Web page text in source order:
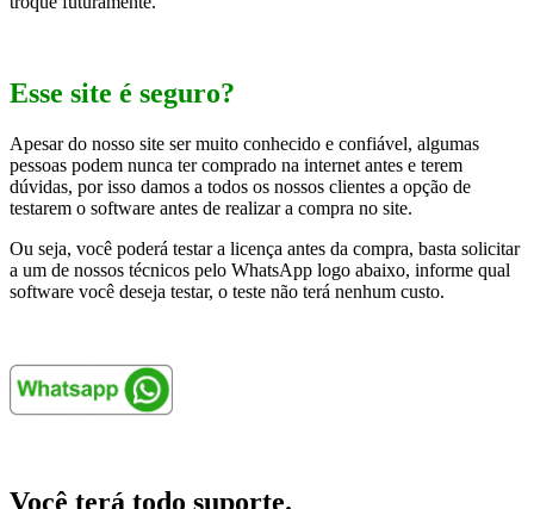
Esse site é seguro?
Apesar do nosso site ser muito conhecido e confiável, algumas
pessoas podem nunca ter comprado na internet antes e terem
dúvidas, por isso damos a todos os nossos clientes a opção de
testarem o software antes de realizar a compra no site.
Ou seja, você poderá testar a licença antes da compra, basta solicitar
a um de nossos técnicos pelo WhatsApp logo abaixo, informe qual
software você deseja testar, o teste não terá nenhum custo.
Você terá todo suporte.